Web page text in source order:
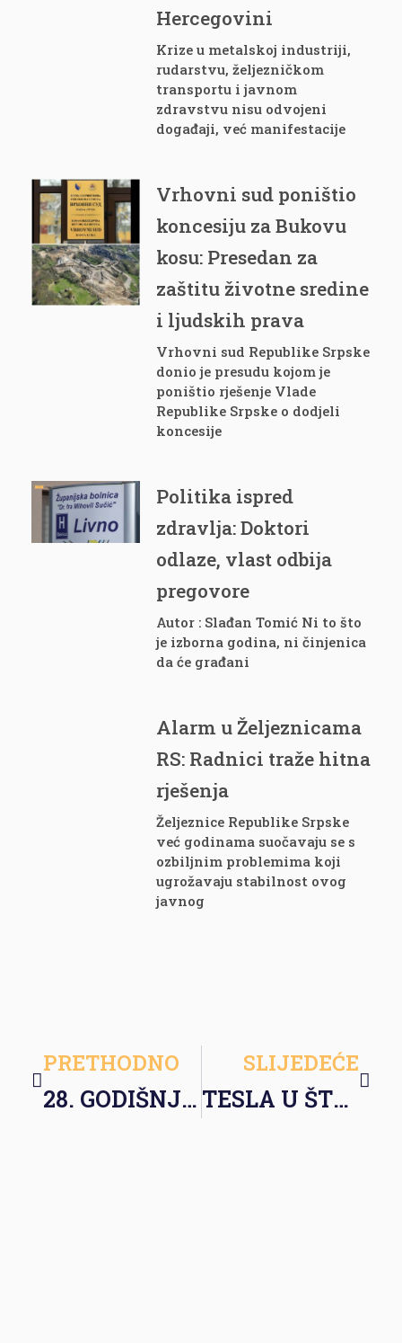
Hercegovini
Krize u metalskoj industriji,
rudarstvu, željezničkom
transportu i javnom
zdravstvu nisu odvojeni
događaji, već manifestacije
Vrhovni sud poništio
koncesiju za Bukovu
kosu: Presedan za
zaštitu životne sredine
i ljudskih prava
Vrhovni sud Republike Srpske
donio je presudu kojom je
poništio rješenje Vlade
Republike Srpske o dodjeli
koncesije
Politika ispred
zdravlja: Doktori
odlaze, vlast odbija
pregovore
Autor : Slađan Tomić Ni to što
je izborna godina, ni činjenica
da će građani
Alarm u Željeznicama
RS: Radnici traže hitna
rješenja
Željeznice Republike Srpske
već godinama suočavaju se s
ozbiljnim problemima koji
ugrožavaju stabilnost ovog
javnog
PRETHODNO
28. GODIŠNJICA OKVIRNOG SPORAZUMA ZA MIR – Šta je ostalo od Dejtona?
SLIJEDEĆE
TESLA U ŠTRAJKU – Vijest koja obilazi svijet i koja je doprla u žižu javnosti je štrajk švedskih radnika u fabrikama i odjeljenjima firme Tesla čiji je vlasnik Elion Musk.